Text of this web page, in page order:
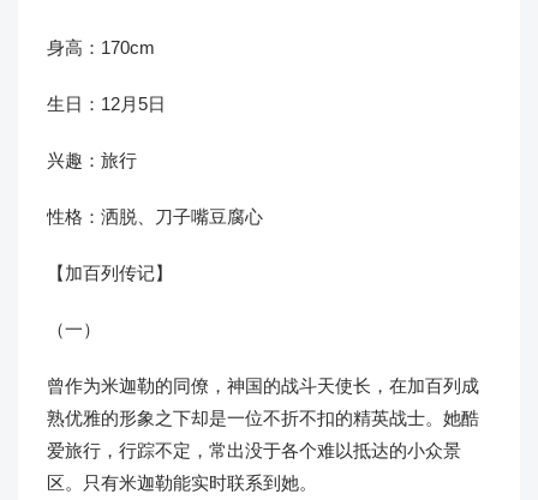
身高：170cm
生日：12月5日
兴趣：旅行
性格：洒脱、刀子嘴豆腐心
【加百列传记】
（一）
曾作为米迦勒的同僚，神国的战斗天使长，在加百列成
熟优雅的形象之下却是一位不折不扣的精英战士。她酷
爱旅行，行踪不定，常出没于各个难以抵达的小众景
区。只有米迦勒能实时联系到她。